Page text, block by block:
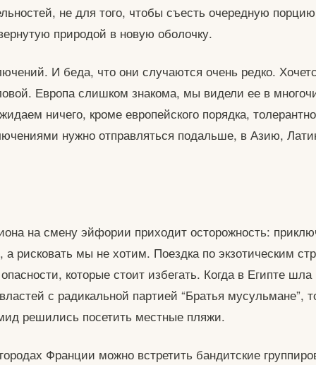
не для того, чтобы съесть очередную
природой в новую оболочку.
И беда, что они случаются очень редко.
Европа слишком знакома, мы видели ее в
ничего, кроме европейского порядка,
нужно отправляться подальше, в Азию,
на смену эйфории приходит осторожность:
рисковать мы не хотим. Поездка по экзотическим
которые стоит избегать. Когда в Египте шла
с радикальной партией “Братья мусульмане”,
решились посетить местные пляжи.
Франции можно встретить бандитские